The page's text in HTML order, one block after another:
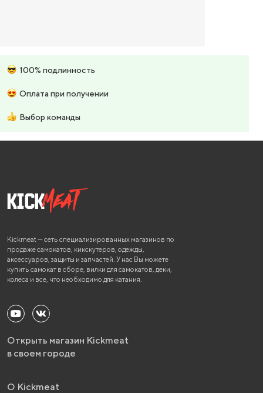
100% подлинность
Оплата при получении
Выбор команды
Kickmeat — сеть специализированных магазинов по
продаже самокатов, кикскутеров, одежды,
аксессуаров, защиты и запчастей. У нас Вы можете
купить самокат в сборе, вилки для самокатов, деки,
колеса и все, что необходимо для катания.
Открыть магазин Kickmeat
в своем городе
О Kickmeat